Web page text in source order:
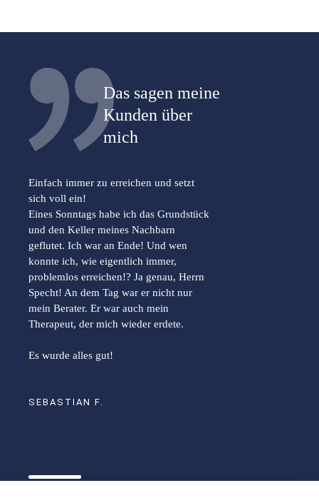
Das sagen meine
Kunden über
mich
Einfach immer zu erreichen und setzt
sich voll ein!
Eines Sonntags habe ich das Grundstück
und den Keller meines Nachbarn
geflutet. Ich war an Ende! Und wen
konnte ich, wie eigentlich immer,
problemlos erreichen!? Ja genau, Herrn
Specht! An dem Tag war er nicht nur
mein Berater. Er war auch mein
Therapeut, der mich wieder erdete.
Es wurde alles gut!
SEBASTIAN F.